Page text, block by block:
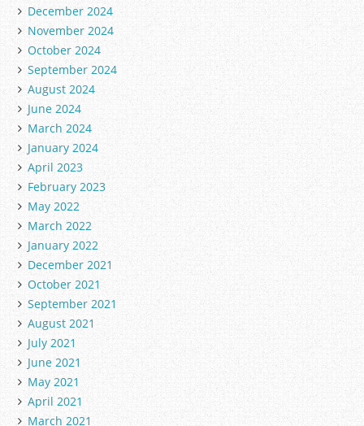
December 2024
November 2024
October 2024
September 2024
August 2024
June 2024
March 2024
January 2024
April 2023
February 2023
May 2022
March 2022
January 2022
December 2021
October 2021
September 2021
August 2021
July 2021
June 2021
May 2021
April 2021
March 2021